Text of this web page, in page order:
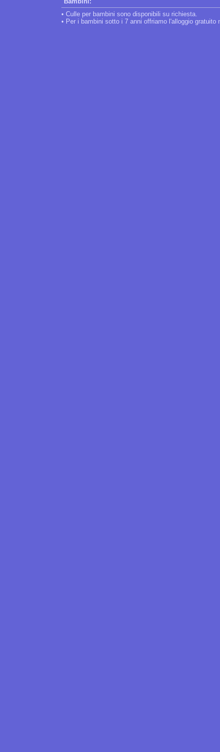
• Culle per bambini sono disponibili su richiesta.
• Per i bambini sotto i 7 anni offriamo l'alloggio gratuito